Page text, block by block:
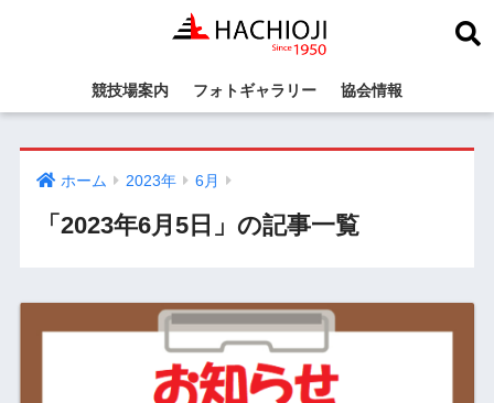
競技場案内 フォトギャラリー 協会情報
ホーム 2023年 6月
「2023年6月5日」の記事一覧